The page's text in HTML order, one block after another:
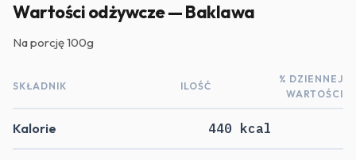
Wartości odżywcze — Baklawa
Na porcję100g
SKŁADNIK ILOŚĆ
% DZIENNEJ
WARTOŚCI
Kalorie 440 kcal